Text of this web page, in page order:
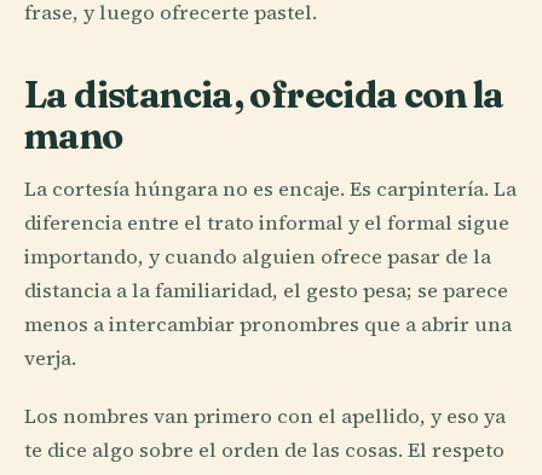
frase, y luego ofrecerte pastel.
La distancia, ofrecida con la
mano
La cortesía húngara no es encaje. Es carpintería. La
diferencia entre el trato informal y el formal sigue
importando, y cuando alguien ofrece pasar de la
distancia a la familiaridad, el gesto pesa; se parece
menos a intercambiar pronombres que a abrir una
verja.
Los nombres van primero con el apellido, y eso ya
te dice algo sobre el orden de las cosas. El respeto